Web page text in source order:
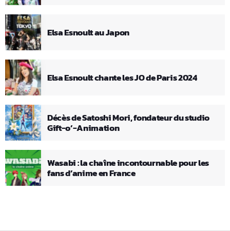
Elsa Esnoult au Japon
Elsa Esnoult chante les JO de Paris 2024
Décès de Satoshi Mori, fondateur du studio
Gift-o’-Animation
Wasabi : la chaîne incontournable pour les
fans d’anime en France